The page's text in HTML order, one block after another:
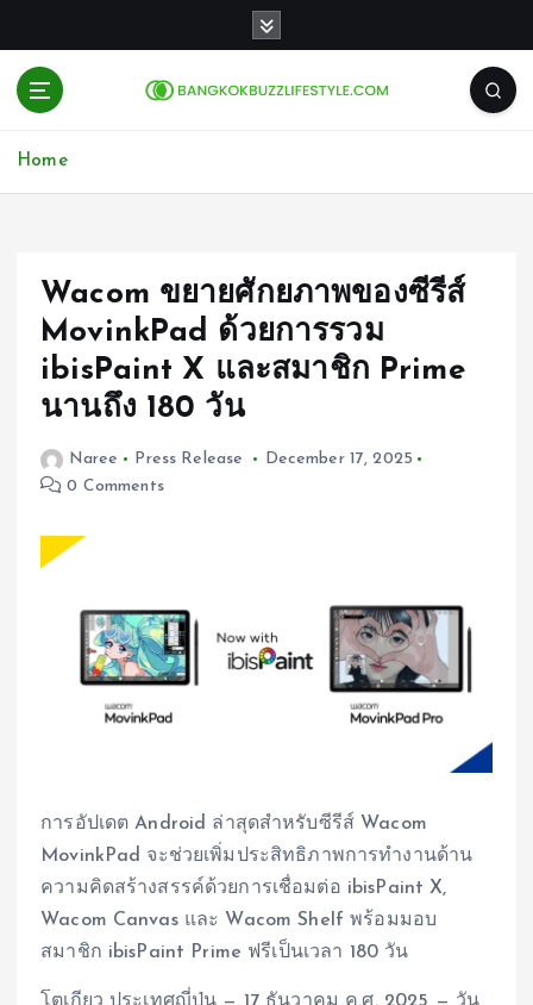
Home
Wacom ขยายศักยภาพของซีรีส์
MovinkPad ด้วยการรวม
ibisPaint X และสมาชิก Prime
นานถึง 180 วัน
Naree Press Release
December 17, 2025
0 Comments
การอัปเดต Android ล่าสุดสำหรับซีรีส์ Wacom
MovinkPad จะช่วยเพิ่มประสิทธิภาพการทำงานด้าน
ความคิดสร้างสรรค์ด้วยการเชื่อมต่อ ibisPaint X,
Wacom Canvas และ Wacom Shelf พร้อมมอบ
สมาชิก ibisPaint Prime ฟรีเป็นเวลา 180 วัน